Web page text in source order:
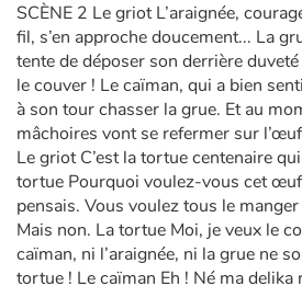
SCÈNE 2 Le griot L’araignée,
fil, s’en approche doucement... La
tente de déposer son derrière
le couver ! Le caïman, qui a bien
à son tour chasser la grue. Et au
mâchoires vont se refermer sur
Le griot C’est la tortue centenaire
tortue Pourquoi voulez-vous cet œuf
pensais. Vous voulez tous le
Mais non. La tortue Moi, je veux le
caïman, ni l’araignée, ni la grue ne
tortue ! Le caïman Eh ! Né ma